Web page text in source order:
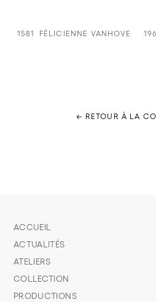
1581 FÉLICIENNE VANHOVE
← RETOUR À LA
ACCUEIL
ACTUALITÉS
ATELIERS
COLLECTION
PRODUCTIONS